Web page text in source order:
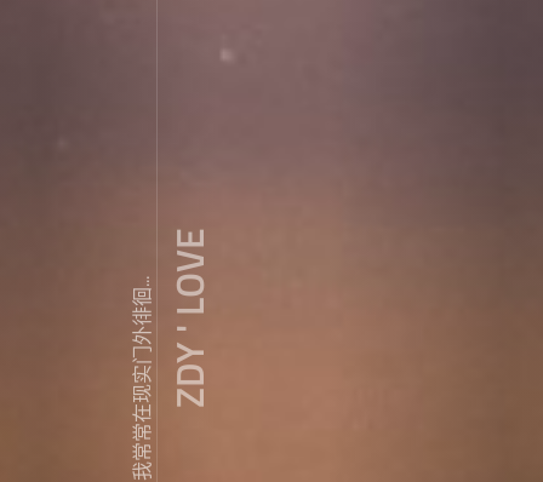
我常常在现实门外徘徊...ZDY ' LOVE